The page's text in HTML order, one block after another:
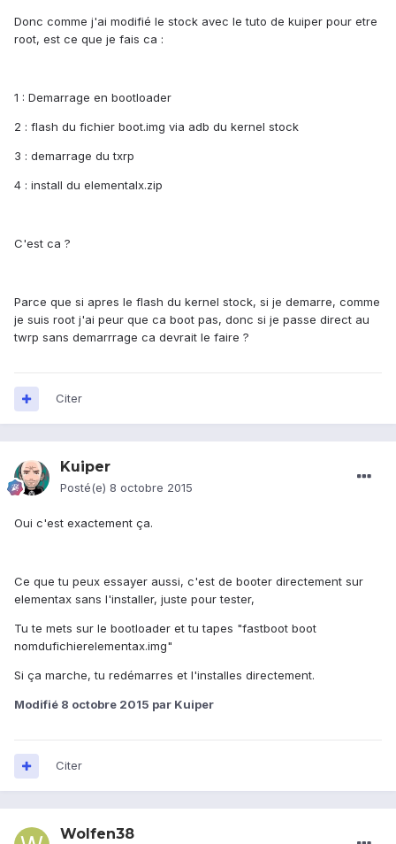
Donc comme j'ai modifié le stock avec le tuto de kuiper pour etre
root, est ce que je fais ca :
1 : Demarrage en bootloader
2 : flash du fichier boot.img via adb du kernel stock
3 : demarrage du txrp
4 : install du elementalx.zip
C'est ca ?
Parce que si apres le flash du kernel stock, si je demarre, comme
je suis root j'ai peur que ca boot pas, donc si je passe direct au
twrp sans demarrrage ca devrait le faire ?
Citer
Kuiper
Posté(e) 8 octobre 2015
Oui c'est exactement ça.
Ce que tu peux essayer aussi, c'est de booter directement sur
elementax sans l'installer, juste pour tester,
Tu te mets sur le bootloader et tu tapes "fastboot boot
nomdufichierelementax.img"
Si ça marche, tu redémarres et l'installes directement.
Modifié 8 octobre 2015 par Kuiper
Citer
Wolfen38